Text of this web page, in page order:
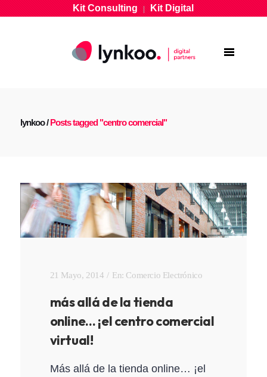
Kit Consulting|Kit Digital
lynkoo/Posts tagged "centro comercial"
21 Mayo, 2014 En: Comercio Electrónico
más allá de la tienda
online… ¡el centro comercial
virtual!
Más allá de la tienda online… ¡el